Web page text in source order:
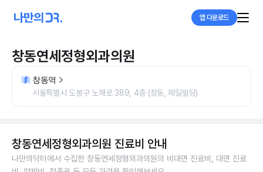
앱 다운로드
창동연세정형외과의원
창동역
서울특별시 도봉구 노해로 389, 4층 (창동, 제일빌딩)
창동연세정형외과의원 진료비 안내
나만의닥터에서 수집한 창동연세정형외과의원의 비대면 진료비, 대면 진료